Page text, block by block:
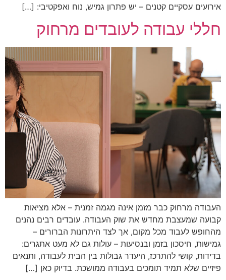
אירועים עסקיים קטנים – יש פתרון גמיש, נוח ואפקטיבי: […]
חללי עבודה לעובדים מרחוק
העבודה מרחוק כבר מזמן אינה מגמה זמנית – אלא מציאות
קבועה שמעצבת מחדש את שוק העבודה. עובדים רבים נהנים
מהחופש לעבוד מכל מקום, אך לצד היתרונות הברורים –
גמישות, חיסכון בזמן ובנסיעות – עולות גם לא מעט אתגרים:
בדידות, קושי להתרכז, היעדר גבולות בין הבית לעבודה, ותנאים
פיזיים שלא תמיד תומכים בעבודה ממושכת. בדיוק כאן […]